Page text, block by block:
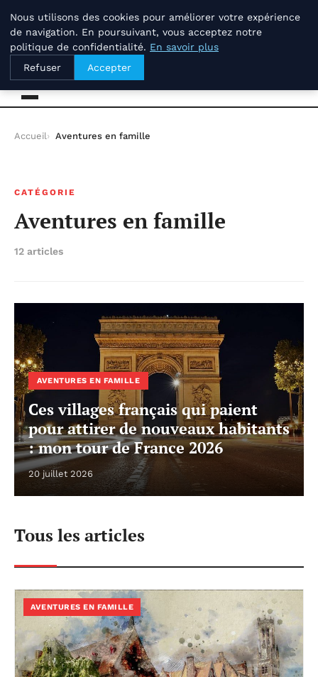
lundi 10 août 2026
Savoir-et-patrimoine.com
Accueil Aventures en famille
CATÉGORIE
Aventures en famille
12 articles
AVENTURES EN FAMILLE
Ces villages français qui paient
pour attirer de nouveaux habitants
: mon tour de France 2026
20 juillet 2026
Tous les articles
AVENTURES EN FAMILLE
Nous utilisons des cookies pour améliorer votre expérience
de navigation. En poursuivant, vous acceptez notre
politique de confidentialité. En savoir plus
Refuser
Accepter